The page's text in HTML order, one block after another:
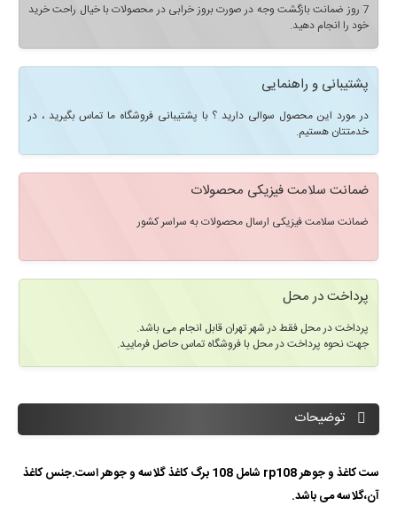
7 روز ضمانت بازگشت وجه در صورت بروز خرابی در محصولات با خیال راحت خرید
خود را انجام دهید.
پشتیبانی و راهنمایی
در مورد این محصول سوالی دارید ؟ با پشتیبانی فروشگاه ما تماس بگیرید ، در
خدمتتان هستیم.
ضمانت سلامت فیزیکی محصولات
ضمانت سلامت فیزیکی ارسال محصولات به سراسر کشور
پرداخت در محل
پرداخت در محل فقط در شهر تهران قابل انجام می باشد.
جهت نحوه پرداخت در محل با فروشگاه تماس حاصل فرمایید.
توضیحات
ست کاغذ و جوهر rp108 شامل 108 برگ کاغذ گلاسه و جوهر است.جنس کاغذ
آن،گلاسه می باشد.